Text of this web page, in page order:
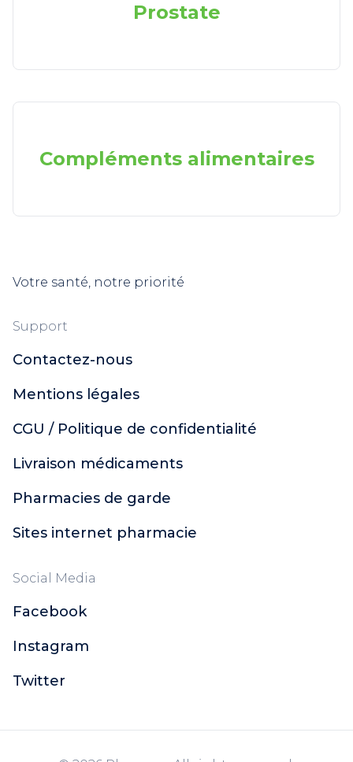
Prostate
Compléments alimentaires
Votre santé, notre priorité
Support
Contactez-nous
Mentions légales
CGU / Politique de confidentialité
Livraison médicaments
Pharmacies de garde
Sites internet pharmacie
Social Media
Facebook
Instagram
Twitter